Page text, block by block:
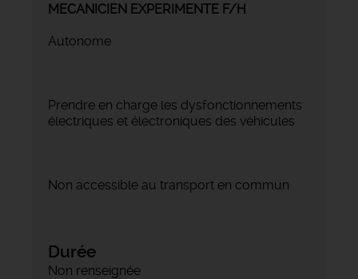
MECANICIEN EXPERIMENTE F/H
Autonome
Prendre en charge les dysfonctionnements
électriques et électroniques des véhicules
Non accessible au transport en commun
Durée
Non renseignée